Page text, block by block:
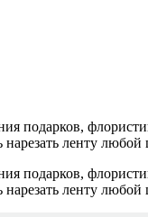
подарков,
ленту
подарков,
ленту